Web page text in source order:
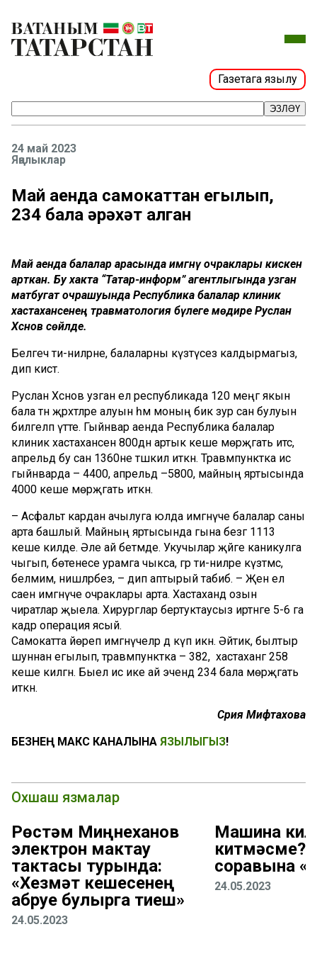
Газетага язылу
ЭЗЛӘҮ
24 май 2023
Яңалыклар
Май аенда самокаттан егылып,
234 бала җәрәхәт алган
Май аенда балалар арасында имгәнү очраклары кискен
арткан. Бу хакта “Татар-информ” агентлыгында узган
матбугат очрашуында Республика балалар клиник
хастаханәсенең травматология бүлеге мөдире Руслан
Хәсәнов сөйләде.
Белгеч әти-әниләрне, балаларны күзәтүсез калдырмагыз,
дип кисәтә.
Руслан Хәсәнов узган ел республикада 120 меңгә якын
бала тән җәрәхәтләре алуын һәм моның бик зур сан булуын
билгеләп үтте. Гыйнвар аенда Республика балалар
клиник хастаханәсенә 800дән артык кеше мөрәҗәгать итсә,
апрельдә бу сан 1360не тәшкил иткән. Травмпунктка исә
гыйнварда – 4400, апрельдә –5800, майның яртысында
4000 кеше мөрәҗәгать иткән.
– Асфальт кардан ачылуга юлда имгәнүче балалар саны
арта башлый. Майның яртысында гына безгә 1113
кеше килде. Әле ай бетмәде. Укучылар җәйге каникулга
чыгып, бөтенесе урамга чыкса, әгәр әти-әниләре күзәтмәсә,
белмим, нишләрбез, – дип аптырый табиб. – Җәен ел
саен имгәнүче очраклары арта. Хастаханәдә озын
чиратлар җыела. Хирурглар бертуктаусыз иртәнге 5-6 га
кадәр операция ясый.
Самокатта йөреп имгәнүчеләр дә күп икән. Әйтик, былтыр
шуннан егылып, травмпунктка – 382, ә хастаханәгә 258
кеше килгән. Быел исә ике ай эчендә 234 бала мөрәҗәгать
иткән.
Сәрия Мифтахова
БЕЗНЕҢ МАКС КАНАЛЫНА ЯЗЫЛЫГЫЗ!
Охшаш язмалар
Рөстәм Миңнеханов
электрон мактау
тактасы турында:
«Хезмәт кешесенең
абруе булырга тиеш»
24.05.2023
Машина
китмәсме?
соравына
24.05.2023